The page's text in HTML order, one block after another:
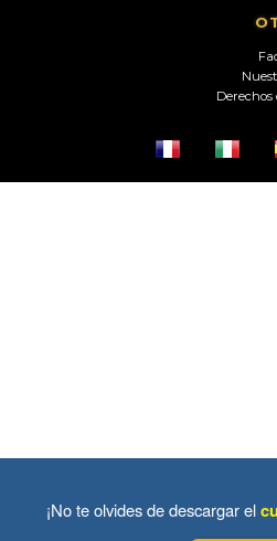
¡No te olvides de descargar el